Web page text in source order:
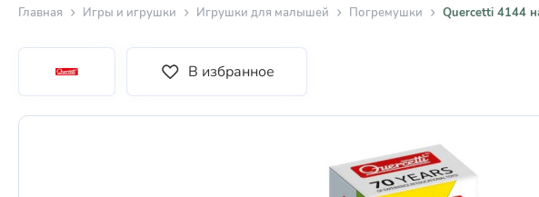
Главная Игры и игрушки Игрушки для малышей Погремушки Quercetti 4144
В избранное